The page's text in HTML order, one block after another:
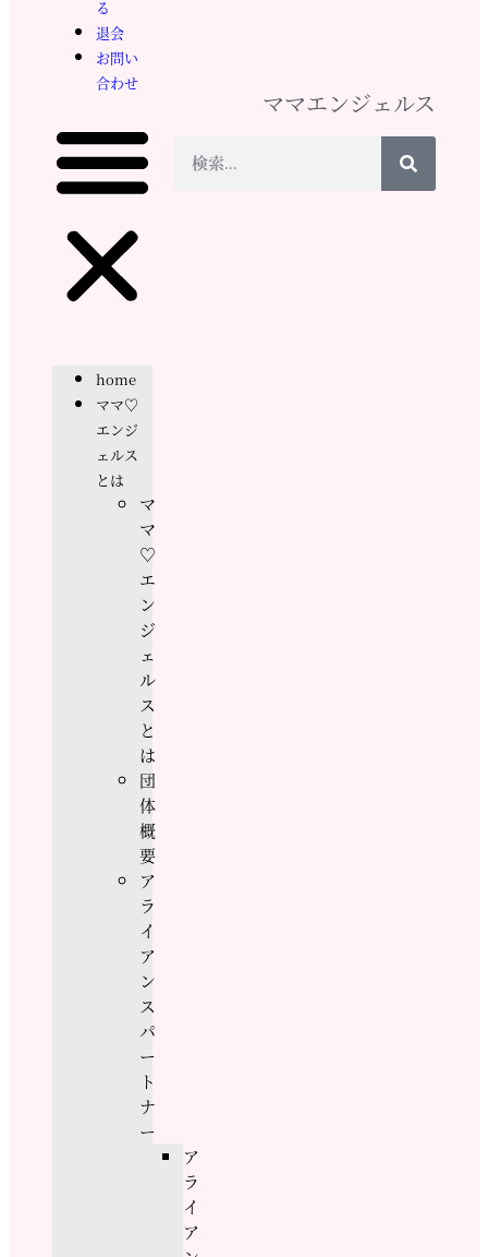
る
退会
お問い
合わせ
home
ママ♡
エンジ
ェルス
とは
マ
マ
♡
エ
ン
ジ
ェ
ル
ス
と
は
団
体
概
要
ア
ラ
イ
ア
ン
ス
パ
ー
ト
ナ
ー
ア
ラ
イ
ア
ママエンジェルス